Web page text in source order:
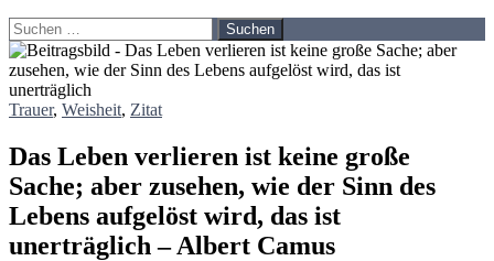
Suchen
nach:
Trauer, Weisheit, Zitat
Das Leben verlieren ist keine große
Sache; aber zusehen, wie der Sinn des
Lebens aufgelöst wird, das ist
unerträglich – Albert Camus